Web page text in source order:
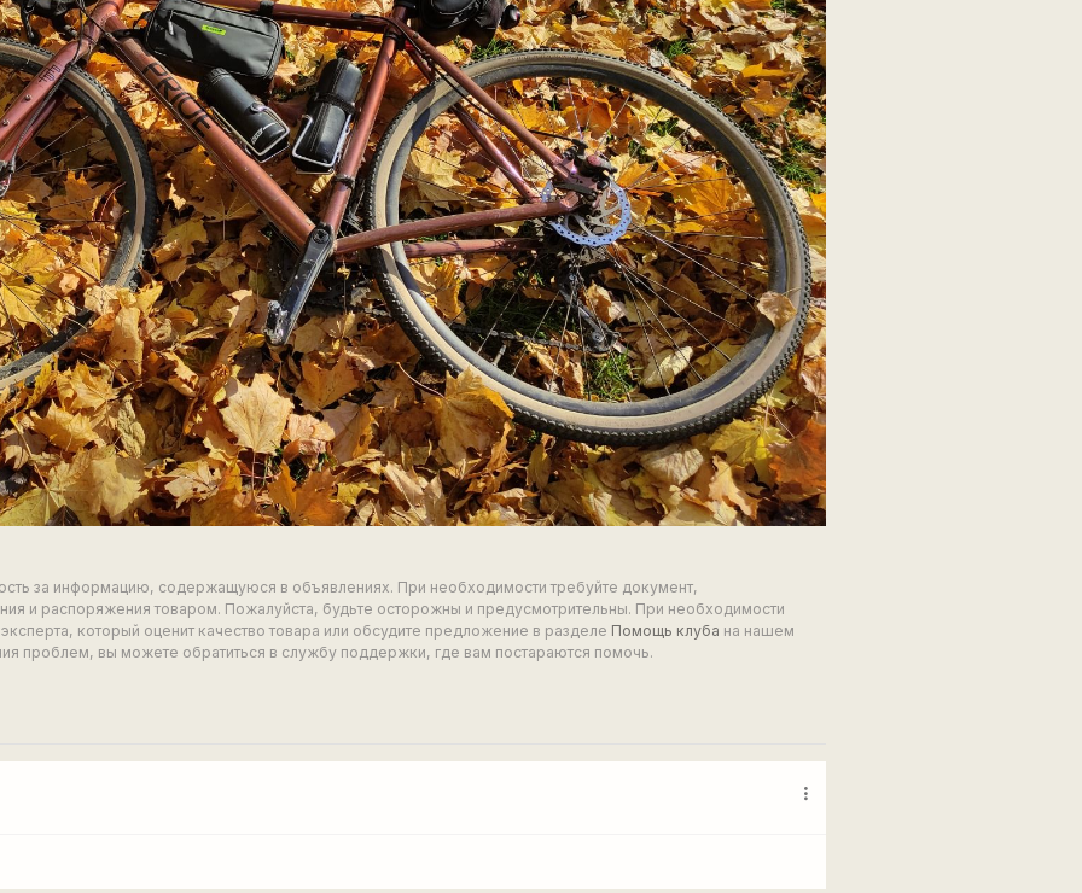
за информацию, содержащуюся в объявлениях. При необходимости требуйте документ,
и распоряжения товаром. Пожалуйста, будьте осторожны и предусмотрительны. При необходимости
который оценит качество товара или обсудите предложение в разделе Помощь клуба на нашем
проблем, вы можете обратиться в службу поддержки, где вам постараются помочь.
more_vert